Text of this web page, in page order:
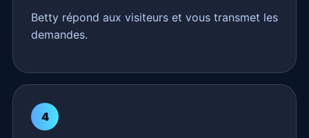
Betty répond aux visiteurs et vous transmet les
demandes.
4